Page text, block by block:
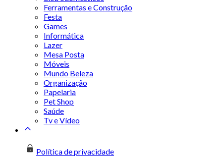
Ferramentas e Construção
Festa
Games
Informática
Lazer
Mesa Posta
Móveis
Mundo Beleza
Organização
Papelaria
Pet Shop
Saúde
Tv e Vídeo
Política de privacidade